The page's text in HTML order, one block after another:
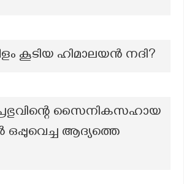
കൂടിയ ഹിമാലയൻ നദി?
പ്രഭുവിന്റെ സൈനികസഹായ
ആദ്യത്തെ